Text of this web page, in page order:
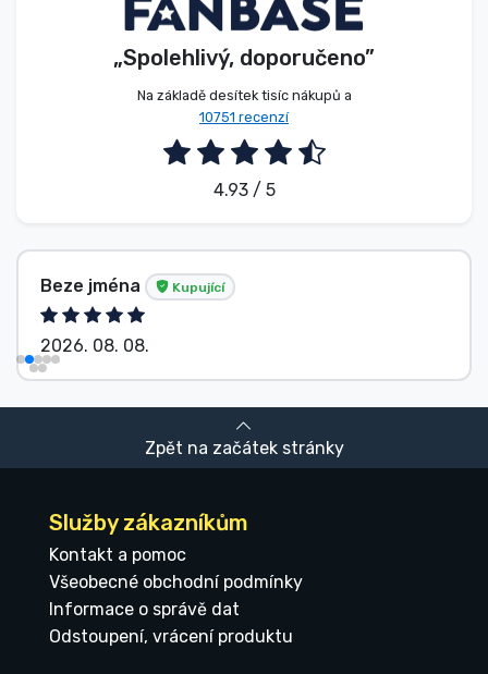
„Spolehlivý, doporučeno”
Na základě desítek tisíc nákupů a
10751 recenzí
4.93 / 5
Beze jména Kupující
2026. 08. 08.
Zpět na začátek stránky
Služby zákazníkům
Kontakt a pomoc
Všeobecné obchodní podmínky
Informace o správě dat
Odstoupení, vrácení produktu